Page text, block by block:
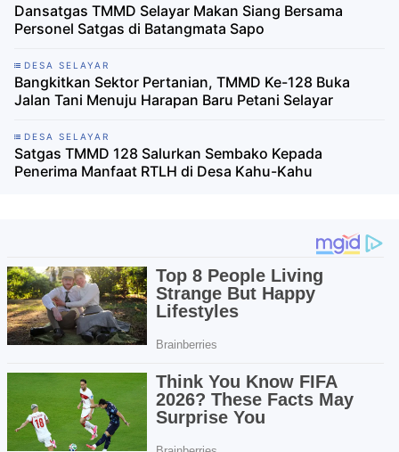
Dansatgas TMMD Selayar Makan Siang Bersama
Personel Satgas di Batangmata Sapo
DESA SELAYAR
Bangkitkan Sektor Pertanian, TMMD Ke-128 Buka
Jalan Tani Menuju Harapan Baru Petani Selayar
DESA SELAYAR
Satgas TMMD 128 Salurkan Sembako Kepada
Penerima Manfaat RTLH di Desa Kahu-Kahu